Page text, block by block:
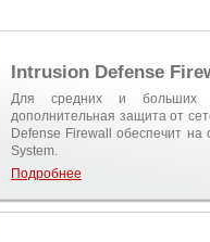
Intrusion Defense
Для средних и больших
дополнительная защита от
Defense Firewall обеспечит на
System.
Подробнее